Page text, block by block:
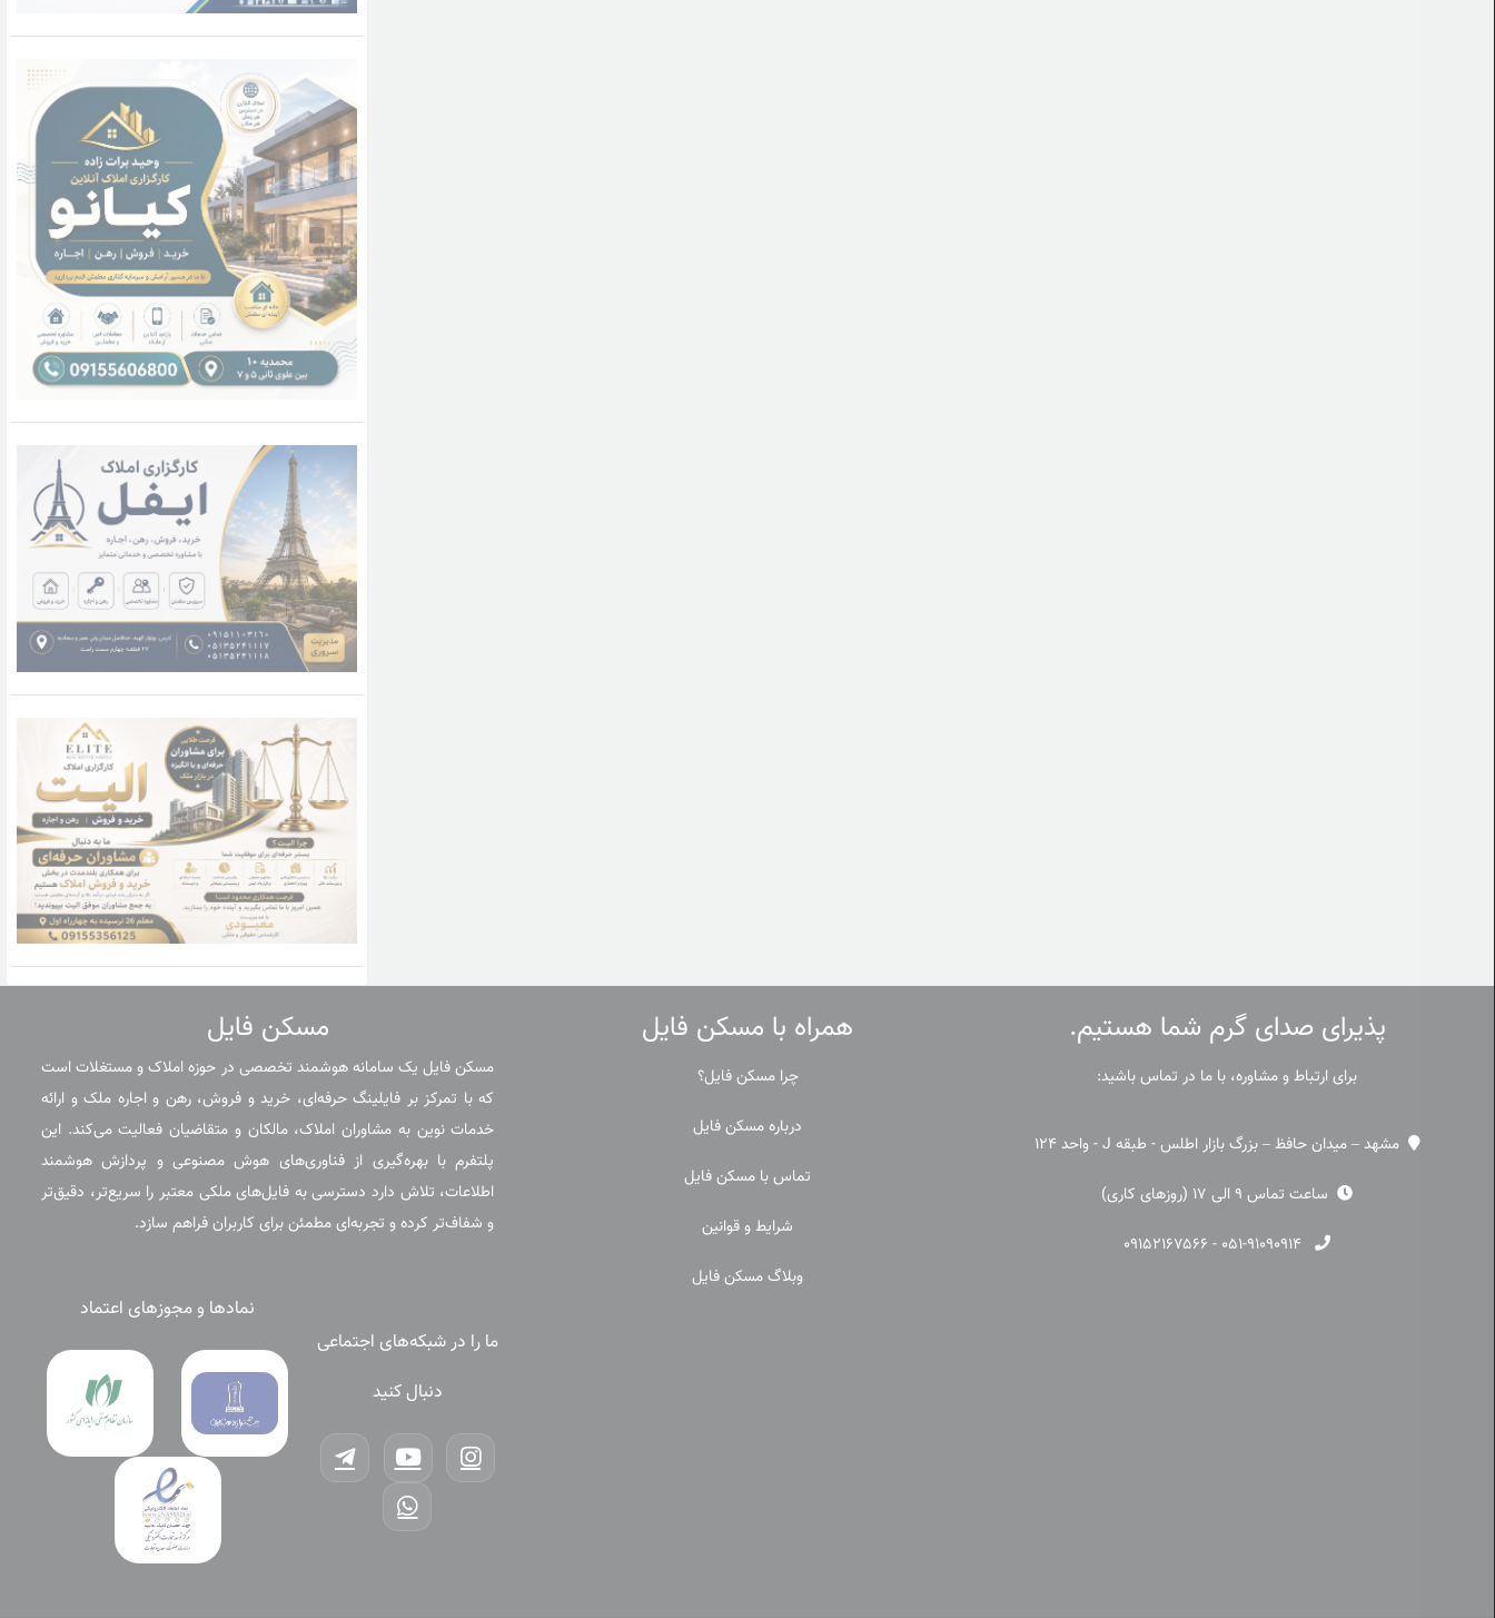
پذیرای صدای گرم شما هستیم.
برای ارتباط و مشاوره، با ما در تماس باشید:
مشهد – میدان حافظ – بزرگ بازار اطلس - طبقه J - واحد 124
ساعت تماس 9 الی 17 (روزهای کاری)
۰۵۱-۹۱۰۹۰۹۱۴ - ۰۹۱۵۲۱۶۷۵۶۶
همراه با مسکن فایل
چرا مسکن فایل؟
درباره مسکن فایل
تماس با مسکن فایل
شرایط و قوانین
وبلاگ مسکن فایل
مسکن فایل
مسکن فایل یک سامانه هوشمند تخصصی در حوزه املاک و مستغلات است
که با تمرکز بر فایلینگ حرفه‌ای، خرید و فروش، رهن و اجاره ملک و ارائه
خدمات نوین به مشاوران املاک، مالکان و متقاضیان فعالیت می‌کند. این
پلتفرم با بهره‌گیری از فناوری‌های هوش مصنوعی و پردازش هوشمند
اطلاعات، تلاش دارد دسترسی به فایل‌های ملکی معتبر را سریع‌تر، دقیق‌تر
و شفاف‌تر کرده و تجربه‌ای مطمئن برای کاربران فراهم سازد.
ما را در شبکه‌های اجتماعی
دنبال کنید
نمادها و مجوزهای اعتماد